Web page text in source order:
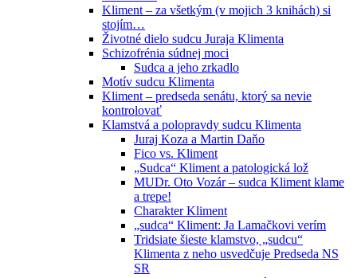
Kliment – za všetkým (v mojich 3 knihách) si
stojím…
Životné dielo sudcu Juraja Klimenta
Schizofrénia súdnej moci
Sudca a jeho zrkadlo
Motív sudcu Klimenta
Kliment – predseda senátu, ktorý sa nevie
kontrolovať
Klamstvá a polopravdy sudcu Klimenta
Juraj Koza a Martin Daňo
Fico vs. Kliment
„Sudca“ Kliment a patologická lož
MUDr. Oto Vozár – sudca Kliment klame
a trepe!
Charakter Kliment
„sudca“ Kliment: Ja Lamačkovi verím
Tridsiate šieste klamstvo, „sudcu“
Klimenta z neho usvedčuje Predseda NS
SR